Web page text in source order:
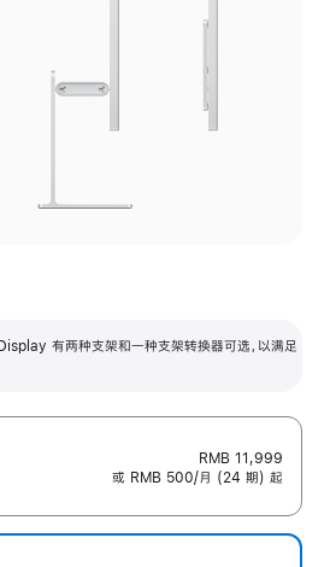
有两种支架和一种支架转换器可选，以满足
RMB 11,999
或 RMB 500/月 (24 期) 起